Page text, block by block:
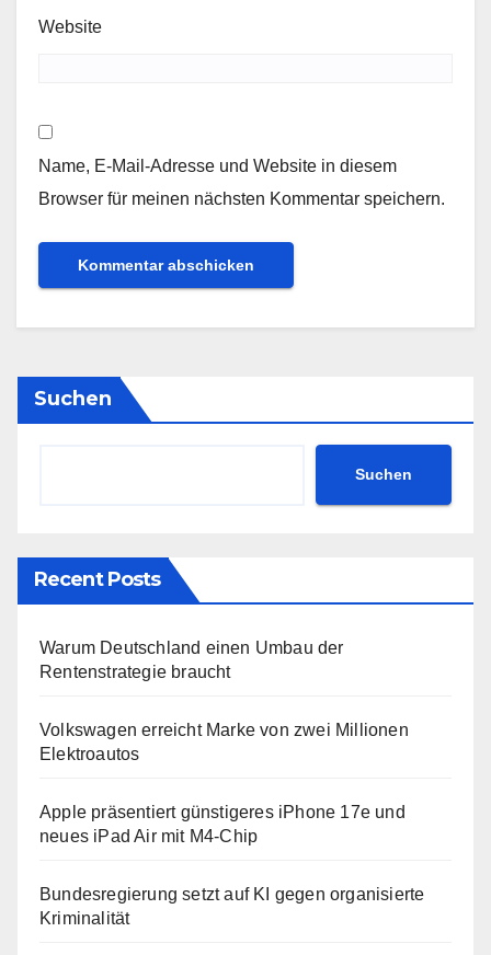
Website
Name, E-Mail-Adresse und Website in diesem
Browser für meinen nächsten Kommentar speichern.
Suchen
Suchen
Recent Posts
Warum Deutschland einen Umbau der
Rentenstrategie braucht
Volkswagen erreicht Marke von zwei Millionen
Elektroautos
Apple präsentiert günstigeres iPhone 17e und
neues iPad Air mit M4-Chip
Bundesregierung setzt auf KI gegen organisierte
Kriminalität